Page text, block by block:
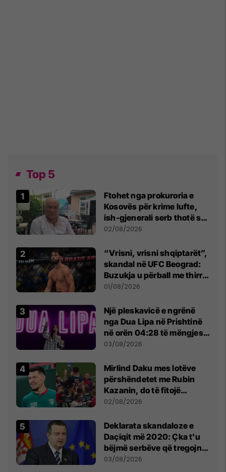
Top 5
Ftohet nga prokuroria e
Kosovës për krime lufte,
ish-gjenerali serb thotë se
dikush e tradhtoi në
02/08/2026
“Vrisni, vrisni shqiptarët”,
skandal në UFC Beograd:
Buzukja u përball me thirrje
anti-shqiptare nga
01/08/2026
Një pleskavicë e ngrënë
nga Dua Lipa në Prishtinë
në orën 04:28 të mëngjesit
- dhe bota digjitale serbe
03/08/2026
Mirlind Daku mes lotëve
përshëndetet me Rubin
Kazanin, do të fitojë
miliona te Spartak Moska
02/08/2026
​Deklarata skandaloze e
Daçiqit më 2020: Çka t'u
bëjmë serbëve që tregojnë
ku janë varrosur shqiptarët
03/08/2026